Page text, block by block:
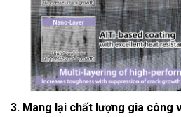
3. Mang lại chất lượng gia công